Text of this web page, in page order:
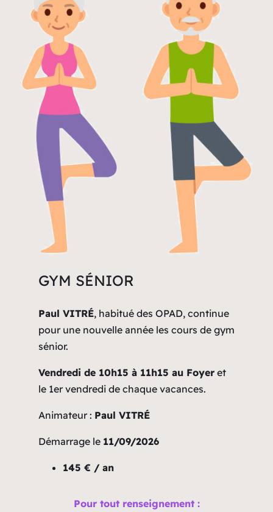
GYM SÉNIOR
Paul VITRÉ, habitué des OPAD, continue
pour une nouvelle année les cours de gym
sénior.
Vendredi de 10h15 à 11h15 au Foyeret
le 1er vendredi de chaque vacances.
Animateur : Paul VITRÉ
Démarrage le 11/09/2026
145 € / an
Pour tout renseignement :